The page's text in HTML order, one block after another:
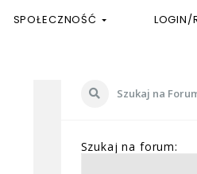
SPOŁECZNOŚĆ LOGIN/
Szukaj na
Szukaj na forum: